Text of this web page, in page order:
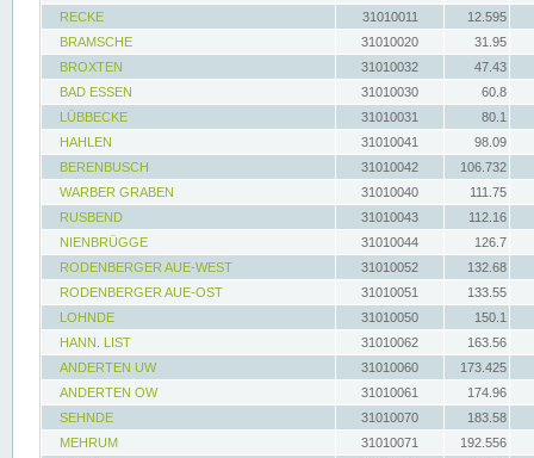
RECKE
31010011
12.595
BRAMSCHE
31010020
31.95
BROXTEN
31010032
47.43
BAD ESSEN
31010030
60.8
LÜBBECKE
31010031
80.1
HAHLEN
31010041
98.09
BERENBUSCH
31010042
106.732
WARBER GRABEN
31010040
111.75
RUSBEND
31010043
112.16
NIENBRÜGGE
31010044
126.7
RODENBERGER AUE-WEST
31010052
132.68
RODENBERGER AUE-OST
31010051
133.55
LOHNDE
31010050
150.1
HANN. LIST
31010062
163.56
ANDERTEN UW
31010060
173.425
ANDERTEN OW
31010061
174.96
SEHNDE
31010070
183.58
MEHRUM
31010071
192.556